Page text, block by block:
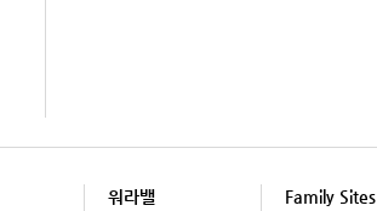
워라밸 Family Sites